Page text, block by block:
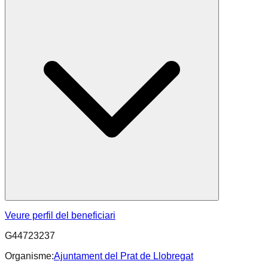
Veure perfil del beneficiari
G44723237
Organisme:Ajuntament del Prat de Llobregat